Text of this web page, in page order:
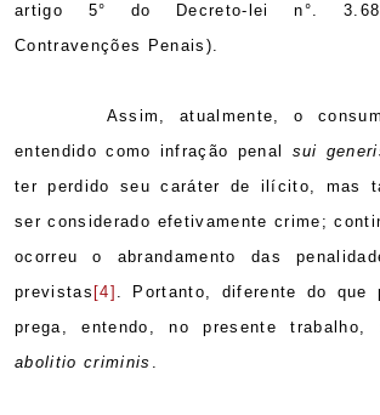
artigo 5° do Decreto-lei n°.
Contravenções Penais).
Assim, atualmente, o
entendido como infração penal sui
ter perdido seu caráter de ilícito, mas
ser considerado efetivamente crime;
ocorreu o abrandamento das
previstas [4] . Portanto, diferente do que
prega, entendo, no presente trabalho,
abolitio criminis .